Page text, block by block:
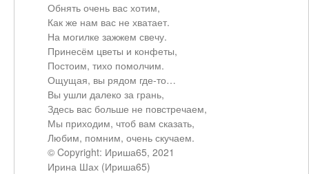
Обнять очень вас хотим,
Как же нам вас не хватает.
На могилке зажжем свечу.
Принесём цветы и конфеты,
Постоим, тихо помолчим.
Ощущая, вы рядом где-то…
Вы ушли далеко за грань,
Здесь вас больше не повстречаем,
Мы приходим, чтоб вам сказать,
Любим, помним, очень скучаем.
© Copyright: Ириша65, 2021
Ирина Шах (Ириша65)